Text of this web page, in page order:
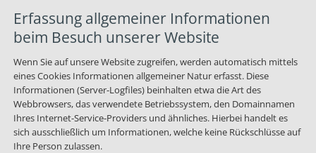
Erfassung allgemeiner Informationen
beim Besuch unserer Website
Wenn Sie auf unsere Website zugreifen, werden automatisch mittels
eines Cookies Informationen allgemeiner Natur erfasst. Diese
Informationen (Server-Logfiles) beinhalten etwa die Art des
Webbrowsers, das verwendete Betriebssystem, den Domainnamen
Ihres Internet-Service-Providers und ähnliches. Hierbei handelt es
sich ausschließlich um Informationen, welche keine Rückschlüsse auf
Ihre Person zulassen.